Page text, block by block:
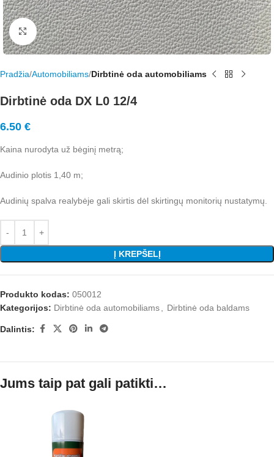
Rodyti nuotrauką visame ekrane
Pradžia Automobiliams Dirbtinė oda automobiliams
Dirbtinė oda DX L0 12/4
6.50 €
Kaina nurodyta už bėginį metrą;
Audinio plotis 1,40 m;
Audinių spalva realybėje gali skirtis dėl skirtingų monitorių nustatymų.
Į KREPŠELĮ
Produkto kodas: 050012
Kategorijos: Dirbtinė oda automobiliams Dirbtinė oda baldams
Dalintis:
Jums taip pat gali patikti…